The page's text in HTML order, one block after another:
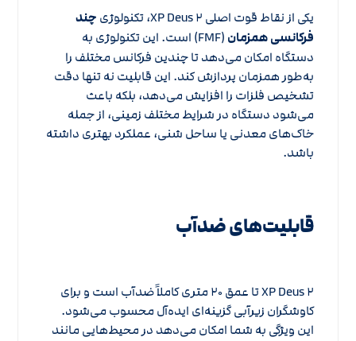
یکی از نقاط قوت اصلی XP Deus ۲، تکنولوژی
چند
فرکانسی همزمان
(FMF) است. این تکنولوژی به
دستگاه امکان می‌دهد تا چندین فرکانس مختلف را
به‌طور همزمان پردازش کند. این قابلیت نه تنها دقت
تشخیص فلزات را افزایش می‌دهد، بلکه باعث
می‌شود دستگاه در شرایط مختلف زمینی، از جمله
خاک‌های معدنی یا ساحل شنی، عملکرد بهتری داشته
باشد.
قابلیت‌های ضدآب
XP Deus ۲ تا عمق ۲۰ متری کاملاً ضدآب است و برای
کاوشگران زیرآبی گزینه‌ای ایده‌آل محسوب می‌شود.
این ویژگی به شما امکان می‌دهد در محیط‌هایی مانند